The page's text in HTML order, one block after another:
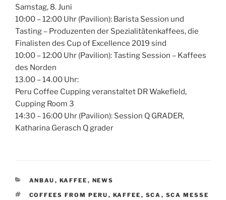
Samstag, 8. Juni
10:00 – 12:00 Uhr (Pavilion): Barista Session und
Tasting – Produzenten der Spezialitätenkaffees, die
Finalisten des Cup of Excellence 2019 sind
10:00 – 12:00 Uhr (Pavilion): Tasting Session – Kaffees
des Norden
13.00 – 14.00 Uhr:
Peru Coffee Cupping veranstaltet DR Wakefield,
Cupping Room 3
14:30 – 16:00 Uhr (Pavilion): Session Q GRADER,
Katharina Gerasch Q grader
KATEGORIEN
ANBAU , KAFFEE , NEWS
SCHLAGWÖRTER
COFFEES FROM PERU , KAFFEE , SCA , SCA MESSE